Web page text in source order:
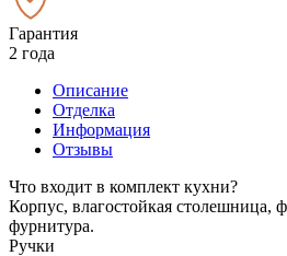
Гарантия
2 года
Описание
Отделка
Информация
Отзывы
Что входит в комплект кухни?
Корпус, влагостойкая столешница,
фурнитура.
Ручки